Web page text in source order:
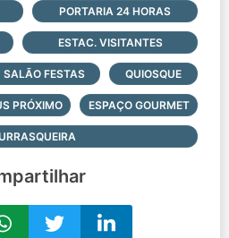
PORTARIA 24 HORAS
ESTAC. VISITANTES
SALÃO FESTAS QUIOSQUE
PRÓXIMO ESPAÇO GOURMET